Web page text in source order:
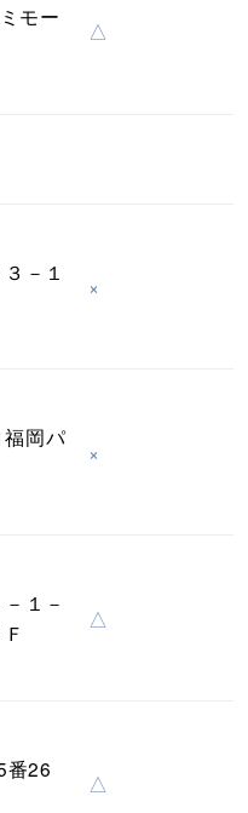
モー
△
－１
×
岡パ
×
１－
△
番26
△